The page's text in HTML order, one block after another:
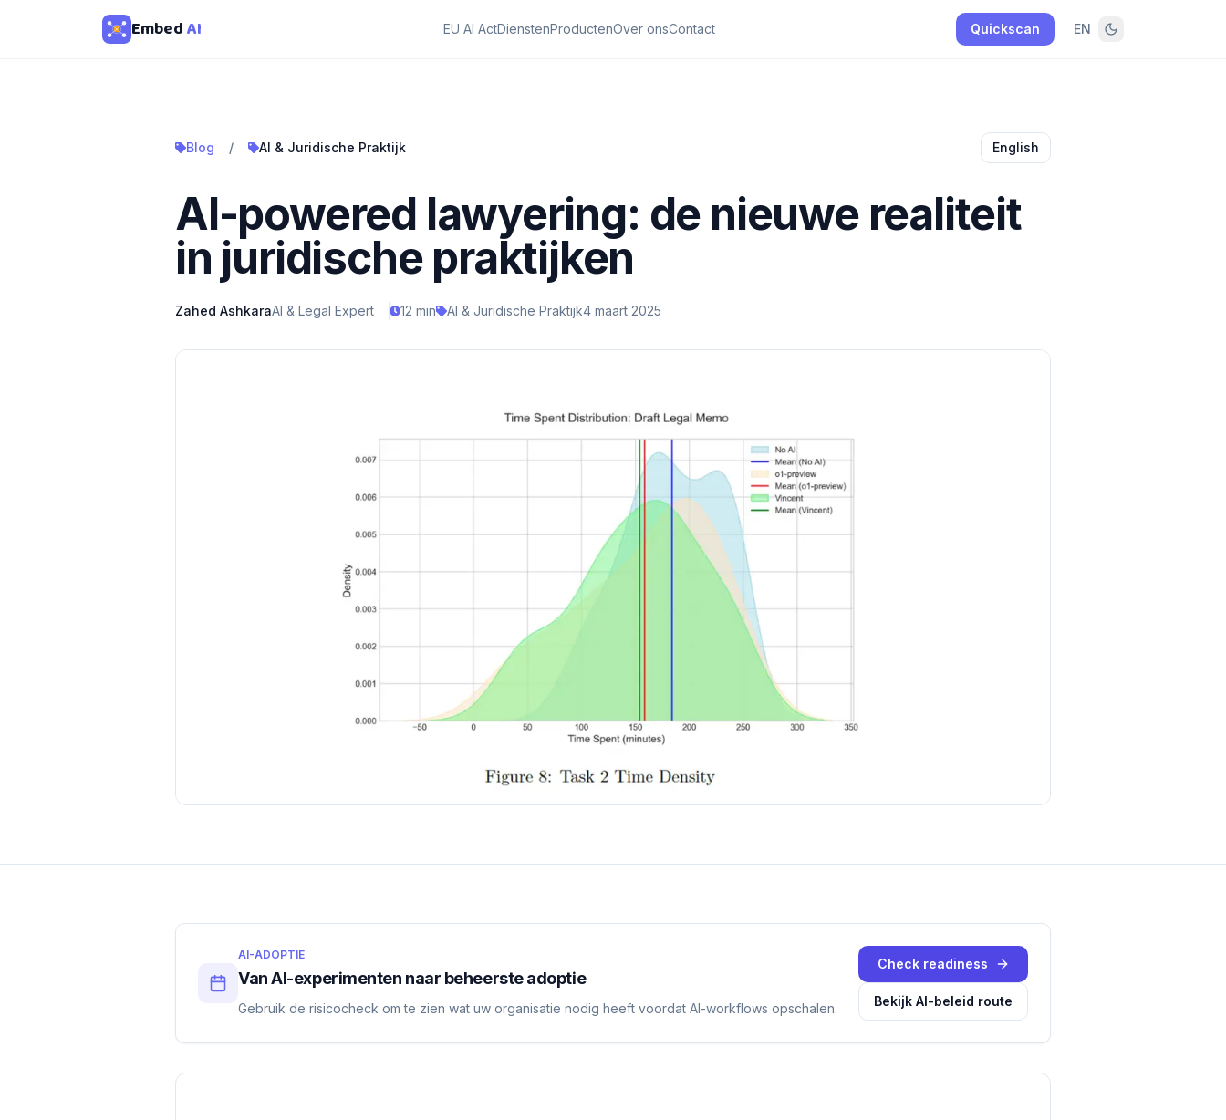
EmbedAI EU AI ActDienstenProductenOver onsContact Quickscan EN
Blog / AI & Juridische Praktijk English
AI-powered lawyering: de nieuwe realiteit
in juridische praktijken
Zahed AshkaraAI & Legal Expert 12 min AI & Juridische Praktijk4 maart 2025
AI-ADOPTIE
Van AI-experimenten naar beheerste adoptie
Gebruik de risicocheck om te zien wat uw organisatie nodig heeft voordat AI-workflows opschalen.
Check readiness
Bekijk AI-beleid route